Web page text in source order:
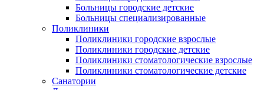
Больницы городские детские
Больницы специализированные
Поликлиники
Поликлиники городские взрослые
Поликлиники городские детские
Поликлиники стоматологические взрослые
Поликлиники стоматологические детские
Санатории